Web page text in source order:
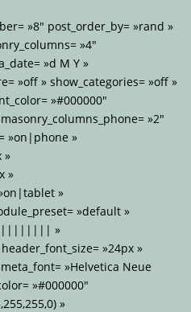
»8″ post_order_by= »rand »
»4″
»d M Y »
»off » show_categories= »off »
»#000000″
»2″
»on|phone »
»
»
»
»default »
»
»24px »
»Helvetica Neue
»#000000″
»